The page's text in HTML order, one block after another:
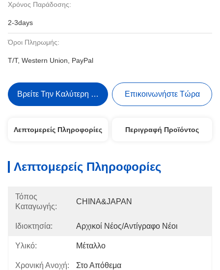
Χρόνος Παράδοσης:
2-3days
Όροι Πληρωμής:
T/T, Western Union, PayPal
Βρείτε Την Καλύτερη Τιμή Επικοινωνήστε Τώρα
Λεπτομερείς Πληροφορίες Περιγραφή Προϊόντος
Λεπτομερείς Πληροφορίες
Τόπος
Καταγωγής:
CHINA&JAPAN
Ιδιοκτησία: Αρχικοί Νέος/αντίγραφο Νέοι
Υλικό: Μέταλλο
Χρονική Ανοχή: Στο Απόθεμα